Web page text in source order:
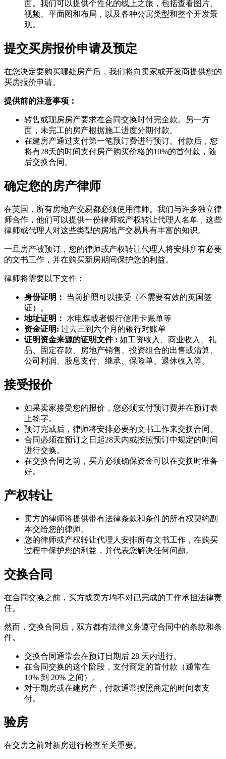
面。我们可以提供个性化的线上之旅，包括查看图片、
视频、平面图和布局，以及各种公寓类型和整个开发景
观。
提交买房报价申请及预定
在您决定要购买哪处房产后，我们将向卖家或开发商提供您的
买房报价申请。
提供前的注意事项：
转售或现房房产要求在合同交换时付完全款。另一方
面，未完工的房产根据施工进度分期付款。
在建房产通过支付第一笔预订费进行预订。付款后，您
将有28天的时间支付房产购买价格的10%的首付款，随
后交换合同。
确定您的房产律师
在英国，所有房地产交易都必须使用律师。我们与许多独立律
师合作，他们可以提供一份律师或产权转让代理人名单，这些
律师或代理人对这些类型的房地产交易具有丰富的知识。
一旦房产被预订，您的律师或产权转让代理人将安排所有必要
的文书工作，并在购买新房期间保护您的利益。
律师将需要以下文件：
身份证明：
当前护照可以接受（不需要有效的英国签
证）。
地址证明：
水电煤或者银行信用卡账单等
资金证明: 过去三到六个月的银行对账单
证明资金来源的证明文件 : 如工资收入、商业收入、礼
品、固定存款、房地产销售、投资组合的出售或清算、
公司利润、股息支付、继承、保险单、退休收入等。
接受报价
如果卖家接受您的报价，您必须支付预订费并在预订表
上签字。
预订完成后，律师将安排必要的文书工作来交换合同。
合同必须在预订之日起28天内或按照预订中规定的时间
进行交换。
在交换合同之前，买方必须确保资金可以在交换时准备
好。
产权转让
卖方的律师将提供带有法律条款和条件的所有权契约副
本交给您的律师。
您的律师或产权转让代理人安排所有文书工作，在购买
过程中保护您的利益，并代表您解决任何问题。
交换合同
在合同交换之前，买方或卖方均不对已完成的工作承担法律责
任。
然而，交换合同后，双方都有法律义务遵守合同中的条款和条
件。
交换合同通常会在预订日期后 28 天内进行。
在合同交换的这个阶段，支付商定的首付款（通常在
10% 到 20% 之间）。
对于期房或在建房产，付款通常按照商定的时间表支
付。
验房
在交房之前对新房进行检查至关重要。